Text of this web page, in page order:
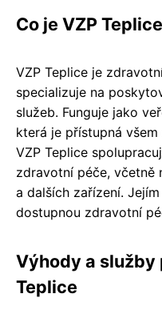
Co je VZP
VZP Teplice je
specializuje na
služeb. Funguje jako
která je přístupná
VZP Teplice
zdravotní péče, včetně
a dalších zařízení.
dostupnou zdravotní
Výhody a služby
Teplice